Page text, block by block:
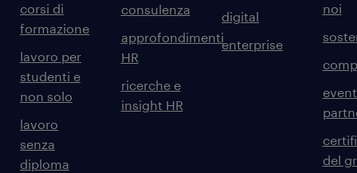
corsi di
formazione
lavoro per
studenti e
non solo
lavoro
senza
diploma
consulenza
approfondimenti
HR
ricerche e
insight HR
digital
enterprise
noi
del